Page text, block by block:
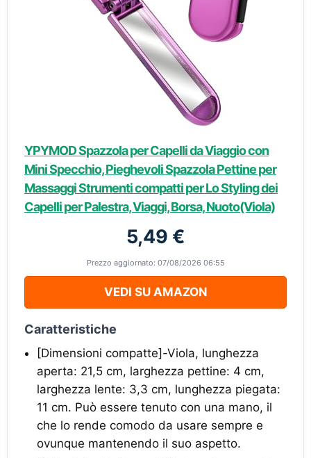
YPYMOD Spazzola per Capelli da Viaggio con
Mini Specchio, Pieghevoli Spazzola Pettine per
Massaggi Strumenti compatti per Lo Styling dei
Capelli per Palestra, Viaggi, Borsa, Nuoto(Viola)
5,49 €
Prezzo aggiornato: 07/08/2026 06:55
VEDI SU AMAZON
Caratteristiche
[Dimensioni compatte]-Viola, lunghezza
aperta: 21,5 cm, larghezza pettine: 4 cm,
larghezza lente: 3,3 cm, lunghezza piegata:
11 cm. Può essere tenuto con una mano, il
che lo rende comodo da usare sempre e
ovunque mantenendo il suo aspetto.